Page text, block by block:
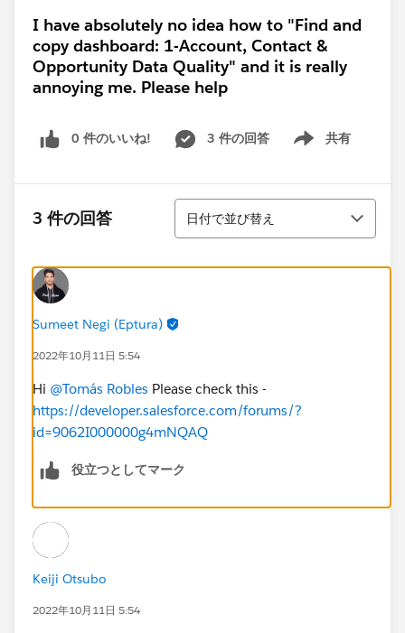
I have absolutely no idea how to "Find and
copy dashboard: 1-Account, Contact &
Opportunity Data Quality" and it is really
annoying me. Please help
0 件のいいね! 3 件の回答 共有
Show menu
3 件の回答
並び替え
日付で並び替え
Sumeet Negi (Eptura)
2022年10月11日 5:54
Hi @Tomás Robles Please check this -
https://developer.salesforce.com/forums/?
id=9062I000000g4mNQAQ
役立つとしてマーク
Keiji Otsubo
2022年10月11日 5:54